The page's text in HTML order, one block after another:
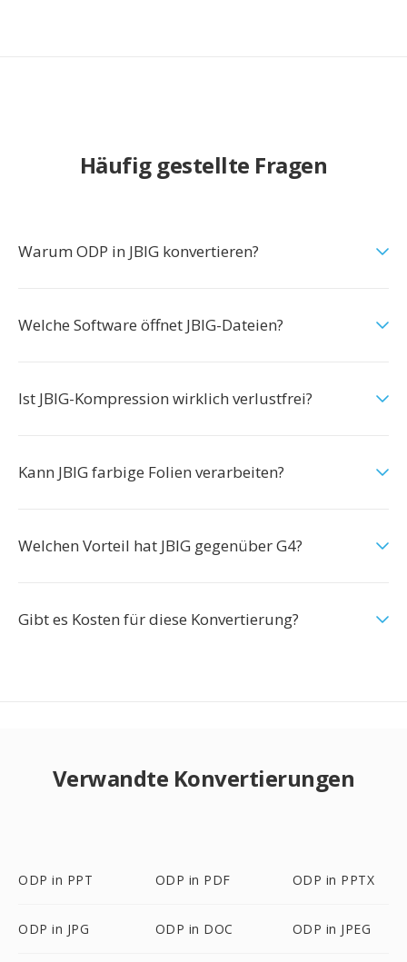
Häufig gestellte Fragen
Warum ODP in JBIG konvertieren?
Welche Software öffnet JBIG-Dateien?
Ist JBIG-Kompression wirklich verlustfrei?
Kann JBIG farbige Folien verarbeiten?
Welchen Vorteil hat JBIG gegenüber G4?
Gibt es Kosten für diese Konvertierung?
Verwandte Konvertierungen
ODP in PPT ODP in PDF ODP in PPTX
ODP in JPG ODP in DOC ODP in JPEG